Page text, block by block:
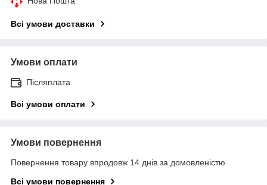
Всі умови доставки
Умови оплати
Післяплата
Всі умови оплати
Умови повернення
Повернення товару впродовж 14 днів за домовленістю
Всі умови повернення